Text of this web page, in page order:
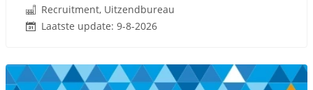
Recruitment, Uitzendbureau
Laatste update: 9-8-2026